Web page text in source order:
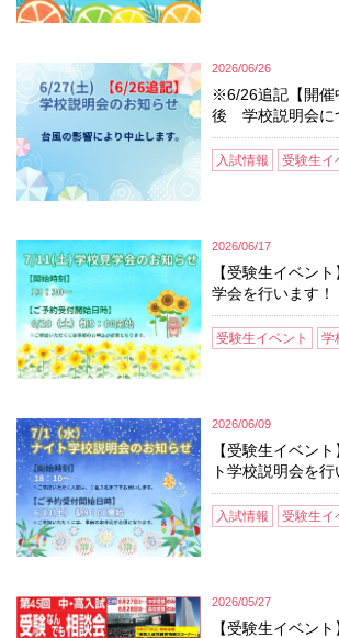
2026/06/26
※6/26追記【開催
後 学校説明会に
入試情報 受験生イ
2026/06/17
【受験生イベン
学会を行います！
受験生イベント 学
2026/06/09
【受験生イベン
ト学校説明会を行
入試情報 受験生イ
2026/05/27
【受験生イベン